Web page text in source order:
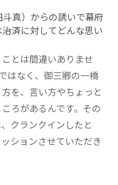
真）からの誘いで幕府
済に対してどんな思い
とは間違いありませ
はなく、御三卿の一橋
を、言い方やちょっと
ろがあるんです。その
クランクインしたと
ションさせていただき